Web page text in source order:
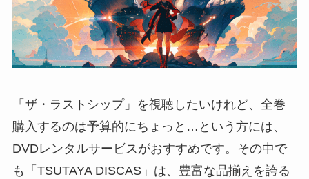
「ザ・ラストシップ」を視聴したいけれど、全巻
購入するのは予算的にちょっと…という方には、
DVDレンタルサービスがおすすめです。その中で
も「TSUTAYA DISCAS」は、豊富な品揃えを誇る